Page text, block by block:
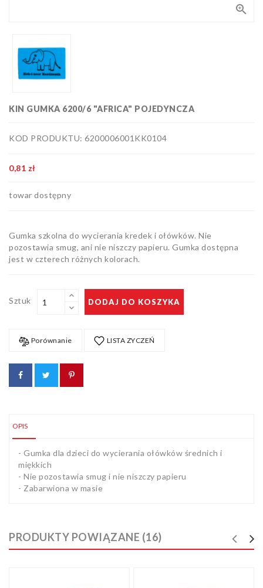
Flamastry,
markery i
szablony

KIN GUMKA 6200/6 "AFRICA" POJEDYNCZA
KOD PRODUKTU: 6200006001KK0104
0,81 zł
towar dostępny
Gumka szkolna do wycierania kredek i ołówków. Nie
pozostawia smug, ani nie niszczy papieru. Gumka dostępna
jest w czterech różnych kolorach.
Sztuk DODAJ DO KOSZYKA
Porównanie LISTA ZYCZEŃ
OPIS
- Gumka dla dzieci do wycierania ołówków średnich i
miękkich
- Nie pozostawia smug i nie niszczy papieru
- Zabarwiona w masie
PRODUKTY POWIĄZANE (16)